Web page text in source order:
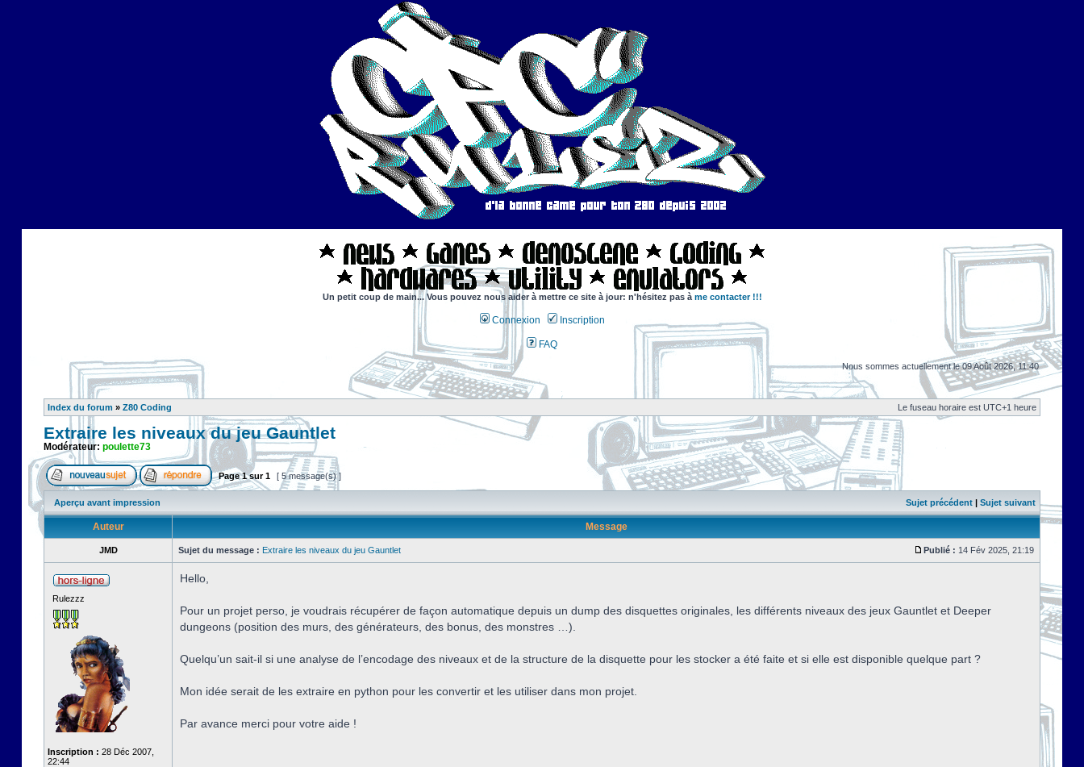
Un petit coup de main... Vous pouvez nous aider à mettre ce site à jour: n'hésitez pas à me contacter !!!
Connexion Inscription
FAQ
Nous sommes actuellement le 09 Août 2026, 11:40
Index du forum » Z80 Coding Le fuseau horaire est UTC+1 heure
Extraire les niveaux du jeu Gauntlet
Modérateur: poulette73
Page1sur1 [ 5 message(s) ]
Aperçu avant impression Sujet précédent | Sujet suivant
Auteur Message
JMD Sujet du message : Extraire les niveaux du jeu Gauntlet Publié : 14 Fév 2025, 21:19
Rulezzz
Inscription : 28 Déc 2007,
22:44
Hello,
Pour un projet perso, je voudrais récupérer de façon automatique depuis un dump des disquettes originales, les différents niveaux des jeux Gauntlet et Deeper
dungeons (position des murs, des générateurs, des bonus, des monstres …).
Quelqu’un sait-il si une analyse de l’encodage des niveaux et de la structure de la disquette pour les stocker a été faite et si elle est disponible quelque part ?
Mon idée serait de les extraire en python pour les convertir et les utiliser dans mon projet.
Par avance merci pour votre aide !